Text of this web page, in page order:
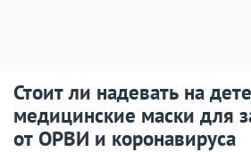
Стоит ли надевать на
медицинские маски для
от ОРВИ и коронавируса